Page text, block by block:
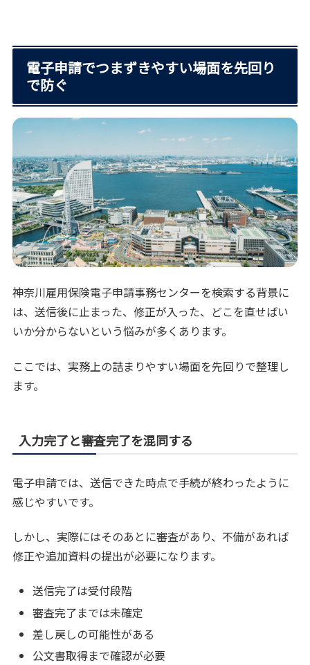
電子申請でつまずきやすい場面を先回り
で防ぐ
神奈川雇用保険電子申請事務センターを検索する背景に
は、送信後に止まった、修正が入った、どこを直せばい
いか分からないという悩みが多くあります。
ここでは、実務上の詰まりやすい場面を先回りで整理し
ます。
入力完了と審査完了を混同する
電子申請では、送信できた時点で手続が終わったように
感じやすいです。
しかし、実際にはそのあとに審査があり、不備があれば
修正や追加資料の提出が必要になります。
送信完了は受付段階
審査完了までは未確定
差し戻しの可能性がある
公文書取得まで確認が必要